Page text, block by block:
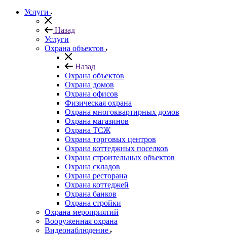
Услуги
Назад
Услуги
Охрана объектов
Назад
Охрана объектов
Охрана домов
Охрана офисов
Физическая охрана
Охрана многоквартирных домов
Охрана магазинов
Охрана ТСЖ
Охрана торговых центров
Охрана коттеджных поселков
Охрана строительных объектов
Охрана складов
Охрана ресторана
Охрана коттеджей
Охрана банков
Охрана стройки
Охрана мероприятий
Вооруженная охрана
Видеонаблюдение